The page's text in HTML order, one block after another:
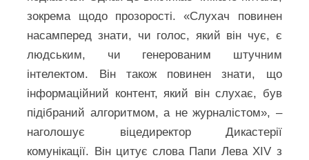
зокрема щодо прозорості. «Слухач повинен
насамперед знати, чи голос, який він чує, є
людським, чи генерованим штучним
інтелектом. Він також повинен знати, що
інформаційний контент, який він слухає, був
підібраний алгоритмом, а не журналістом», –
наголошує віцедиректор Дикастерії
комунікації. Він цитує слова Папи Лева XIV з